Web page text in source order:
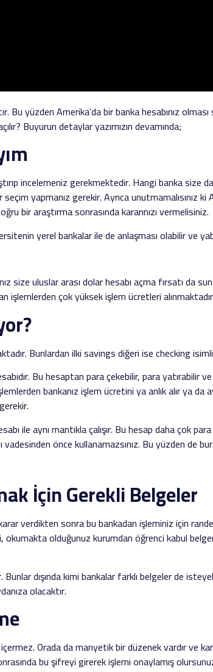
Bu yüzden Amerika’da bir banka hesabınız
Buyurun detaylar yazımızın devamında;
incelemeniz gerekmektedir. Hangi banka size
yapmanız gerekir. Ayrıca unutmamalısınız ki
bir araştırma sonrasında kararınızı vermelisiniz.
yerel bankalar ile de anlaşması olabilir ve
size uluslar arası dolar hesabı açma fırsatı da
işlemlerden çok yüksek işlem ücretleri
Bunlardan ilki savings diğeri ise checking
Bu hesaptan para çekebilir, para yatırabilir
bankanız işlem ücretini ya anlık alır ya da
ile aynı mantıkla çalışır. Bu hesap daha çok
vadesinden önce kullanamazsınız. Bu yüzden de
İçin Gerekli Belgeler
verdikten sonra bu bankadan işleminiz için
olduğunuz kurumdan öğrenci kabul
dışında kimi bankalar farklı belgeler de
olacaktır.
Orada da manyetik bir düzenek vardır ve
bu şifreyi girerek işlemi onaylamış